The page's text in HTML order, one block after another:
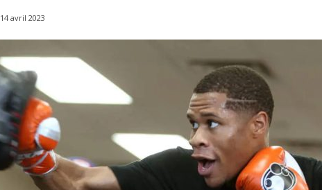
14 avril 2023